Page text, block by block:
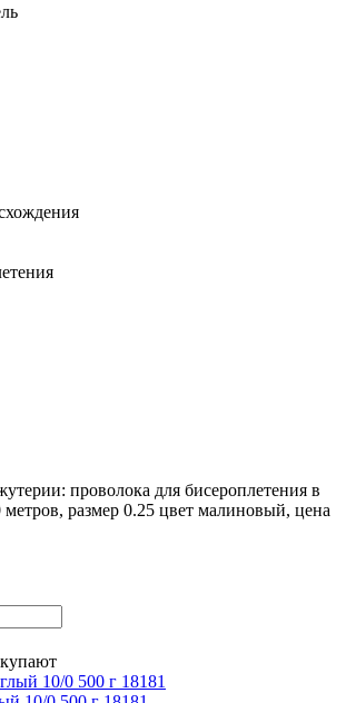
проволока для бисероплетения в
размер 0.25 цвет малиновый, цена